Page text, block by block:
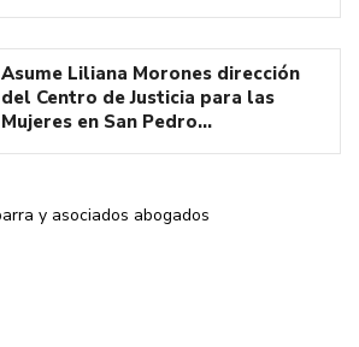
Asume Liliana Morones dirección
del Centro de Justicia para las
Mujeres en San Pedro…